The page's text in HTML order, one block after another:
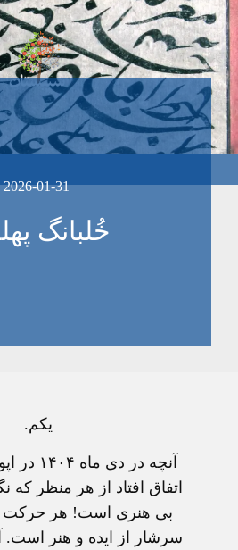
2026-01-31
خُلبانگ
یکم.
آنچه در
اتفاق افتاد از هر منظر که
بی هنری است! هر حرکت
سرشار از ایده و هنر است.